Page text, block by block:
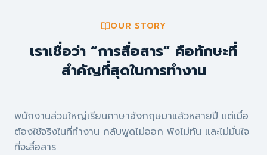
OUR STORY
เราเชื่อว่า “การสื่อสาร” คือทักษะที่
สำคัญที่สุดในการทำงาน
พนักงานส่วนใหญ่เรียนภาษาอังกฤษมาแล้วหลายปี แต่เมื่อ
ต้องใช้จริงในที่ทำงาน กลับพูดไม่ออก ฟังไม่ทัน และไม่มั่นใจ
ที่จะสื่อสาร